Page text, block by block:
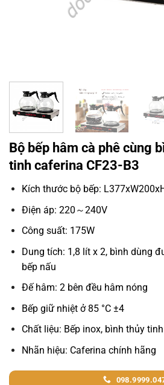
Bộ bếp hâm cà phê cùng
tinh caferina CF23-B3
Kích thước bộ bếp:
Điện áp: 220～240V
Công suất: 175W
Dung tích: 1,8 lít x 2, bình dùng
bếp nấu
Đế hâm: 2 bên đều hâm nóng
Bếp giữ nhiệt ở 85 °C ±4
Chất liệu: Bếp inox, bình thủy
Nhãn hiệu: Caferina chính hãng